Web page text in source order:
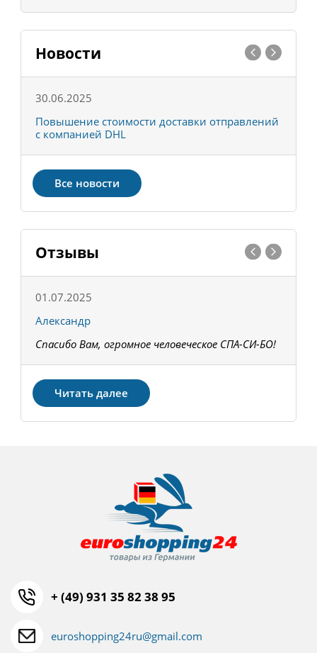
Новости
30.06.2025
Повышение стоимости доставки отправлений
с компанией DHL
Все новости
Отзывы
01.07.2025
Александр
Спасибо Вам, огромное человеческое СПА-СИ-БО!
Читать далее
+ (49) 931 35 82 38 95
euroshopping24ru@gmail.com